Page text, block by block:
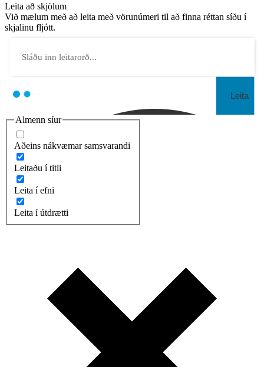
Leita að skjölum
Við mælum með að leita með vörunúmeri til að finna réttan síðu í
skjalinu fljótt.
Leita
Almenn síur
Aðeins nákvæmar samsvarandi
Leitaðu í titli
Leita í efni
Leita í útdrætti